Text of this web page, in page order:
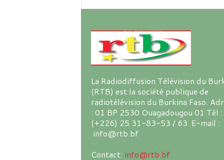
La Radiodiffusion Télévision du
(RTB) est la société publique de
radiotélévision du Burkina Faso.
: 01 BP 2530 Ouagadougou 01 Tél :
(+226) 25 31-83-53 / 63 E-mail :
info@rtb.bf
Contact: info@rtb.bf